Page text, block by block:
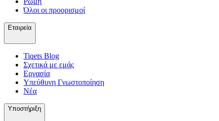
Όλοι οι προορισμοί
Εταιρεία
Tiqets Βlog
Σχετικά με εμάς
Εργασία
Υπεύθυνη Γνωστοποίηση
Νέα
Υποστήριξη